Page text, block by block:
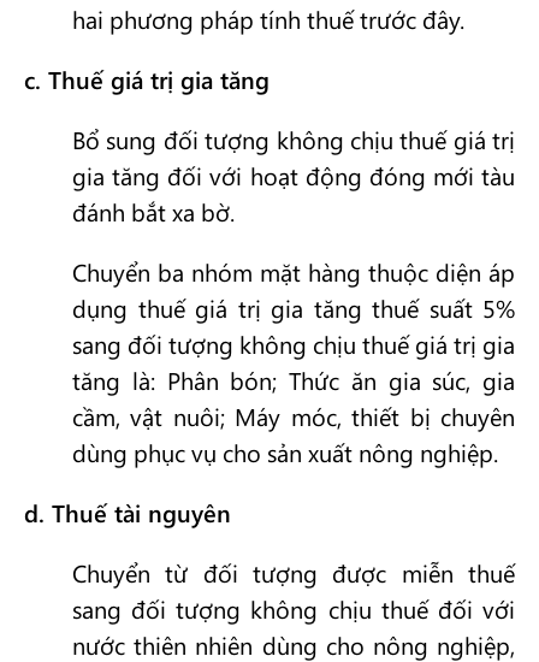
hai phương pháp tính thuế trước đây.
c. Thuế giá trị gia tăng
Bổ sung đối tượng không chịu thuế giá trị
gia tăng đối với hoạt động đóng mới tàu
đánh bắt xa bờ.
Chuyển ba nhóm mặt hàng thuộc diện áp
dụng thuế giá trị gia tăng thuế suất 5%
sang đối tượng không chịu thuế giá trị gia
tăng là: Phân bón; Thức ăn gia súc, gia
cầm, vật nuôi; Máy móc, thiết bị chuyên
dùng phục vụ cho sản xuất nông nghiệp.
d. Thuế tài nguyên
Chuyển từ đối tượng được miễn thuế
sang đối tượng không chịu thuế đối với
nước thiên nhiên dùng cho nông nghiệp,